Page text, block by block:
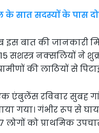
सात सदस्यों के पास
बात की जानकारी
सशस्त्र नक्सलियों ने
की लाठियों से
एंबुलेंस रविवार सुबह
गया। गंभीर रूप से
को प्राथमिक